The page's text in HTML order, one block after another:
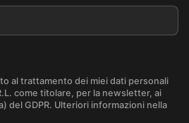
al trattamento dei miei dati personali
come titolare, per la newsletter, ai
del GDPR. Ulteriori informazioni nella